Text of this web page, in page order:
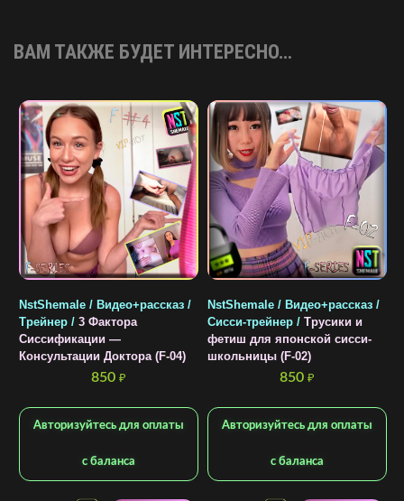
ВАМ ТАКЖЕ БУДЕТ ИНТЕРЕСНО…
NstShemale / Видео+рассказ /
Трейнер / 3 Фактора
Сиссификации —
Консультации Доктора (F-04)
850 ₽
Авторизуйтесь для оплаты
с баланса
NstShemale / Видео+рассказ /
Сисси-трейнер / Трусики и
фетиш для японской сисси-
школьницы (F-02)
850 ₽
Авторизуйтесь для оплаты
с баланса